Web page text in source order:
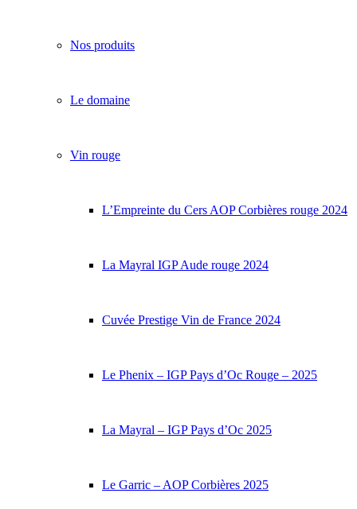
Nos produits
Le domaine
Vin rouge
L’Empreinte du Cers AOP Corbières rouge 2024
La Mayral IGP Aude rouge 2024
Cuvée Prestige Vin de France 2024
Le Phenix – IGP Pays d’Oc Rouge – 2025
La Mayral – IGP Pays d’Oc 2025
Le Garric – AOP Corbières 2025